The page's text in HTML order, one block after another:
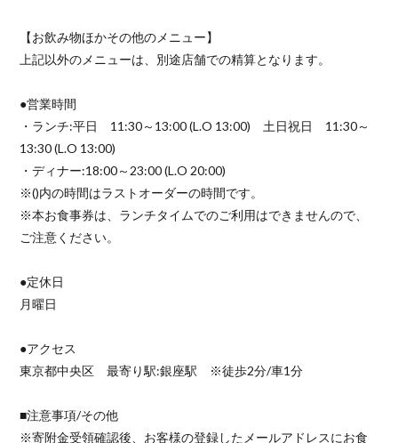
【お飲み物ほかその他のメニュー】
上記以外のメニューは、別途店舗での精算となります。
●営業時間
・ランチ:平日 11:30～13:00 (L.O 13:00) 土日祝日 11:30～
13:30 (L.O 13:00)
・ディナー:18:00～23:00 (L.O 20:00)
※()内の時間はラストオーダーの時間です。
※本お食事券は、ランチタイムでのご利用はできませんので、
ご注意ください。
●定休日
月曜日
●アクセス
東京都中央区 最寄り駅:銀座駅 ※徒歩2分/車1分
■注意事項/その他
※寄附金受領確認後、お客様の登録したメールアドレスにお食